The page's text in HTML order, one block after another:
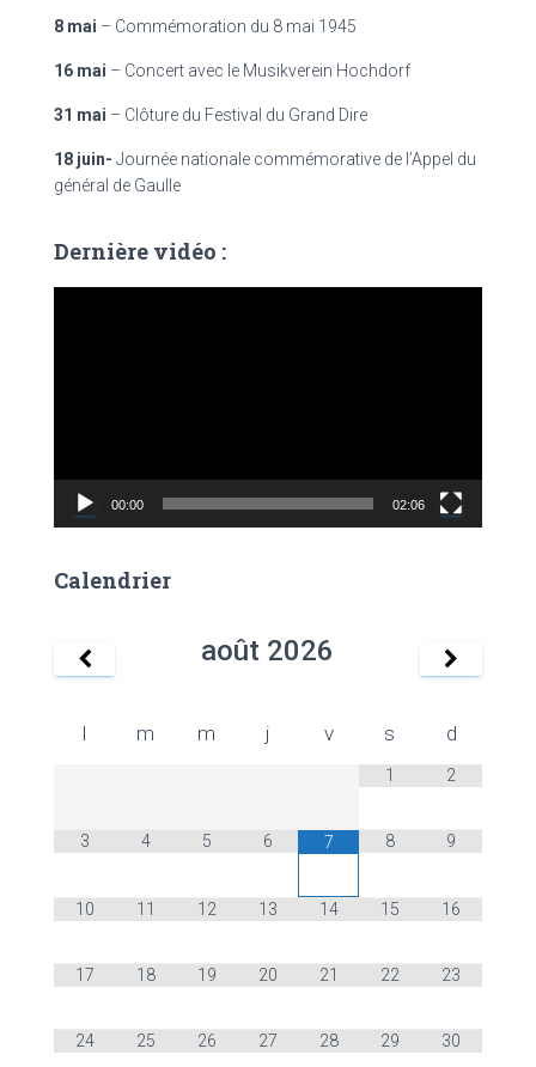
8 mai – Commémoration du 8 mai 1945
16 mai – Concert avec le Musikverein Hochdorf
31 mai – Clôture du Festival du Grand Dire
18 juin- Journée nationale commémorative de l’Appel du
général de Gaulle
Dernière vidéo :
v
o
00:00 02:06
Calendrier
août 2026
l m m j v s d
1 2
3 4 5 6 7 8 9
10 11 12 13 14 15 16
17 18 19 20 21 22 23
24 25 26 27 28 29 30